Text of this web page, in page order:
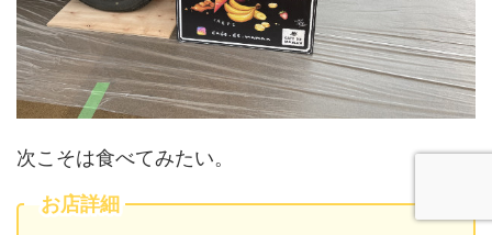
次こそは食べてみたい。
お店詳細